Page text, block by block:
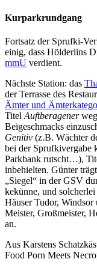
Kurparkrundgang
Fortsatz der Sprufki-
einig, dass Hölderlins
mmU verdient.
Nächste Station: das
der Terrasse des
Ämter und
Titel Auftberagener
Beigeschmacks
Genitiv (z.B. Wächter
bei der Sprufkivergabe
Parkbank rutscht…),
inbehielten. Günter
„Siegel“ in der GSV
kekünne, und
Häuser Tudor,
Meister, Großmeister,
an.
Aus Karstens
Food Porn Meets